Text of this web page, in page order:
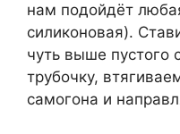
нам подойдёт
силиконовая).
чуть выше пустого
трубочку,
самогона и